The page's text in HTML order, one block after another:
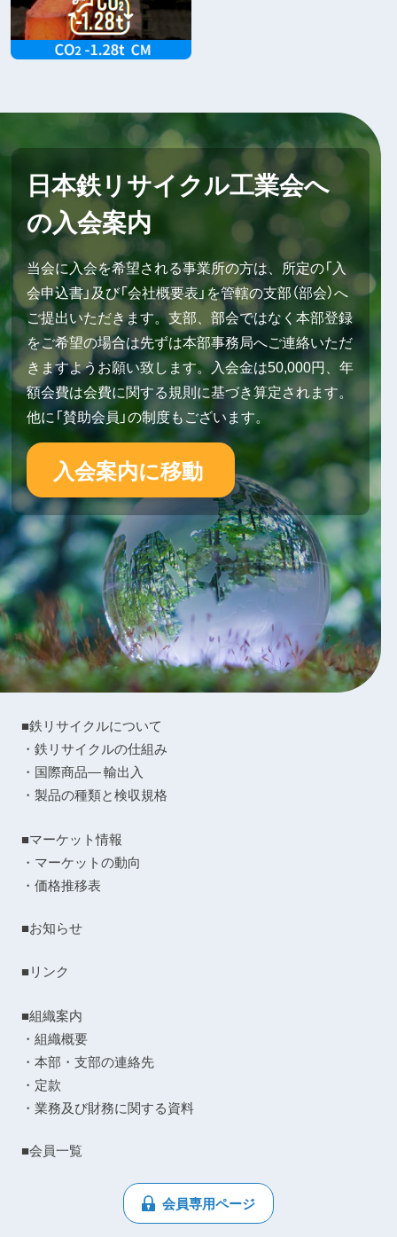
日本鉄リサイクル工業会へ
の入会案内
当会に入会を希望される事業所の方は、所定の「入
会申込書」及び「会社概要表」を管轄の支部（部会）へ
ご提出いただきます。支部、部会ではなく本部登録
をご希望の場合は先ずは本部事務局へご連絡いただ
きますようお願い致します。入会金は50,000円、年
額会費は会費に関する規則に基づき算定されます。
他に「賛助会員」の制度もございます。
入会案内に移動
■鉄リサイクルについて
・鉄リサイクルの仕組み
・国際商品― 輸出入
・製品の種類と検収規格
■マーケット情報
・マーケットの動向
・価格推移表
■お知らせ
■リンク
■組織案内
・組織概要
・本部・支部の連絡先
・定款
・業務及び財務に関する資料
■会員一覧
会員専用ページ